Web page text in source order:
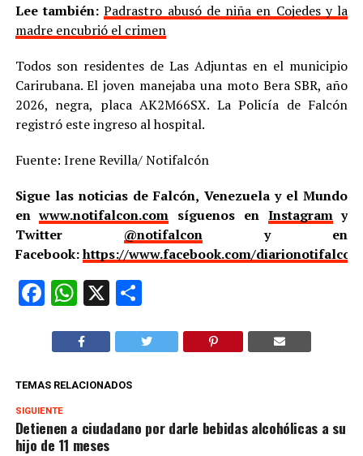
Lee también:Padrastro abusó de niña en Cojedes y la
madre encubrió el crimen
Todos son residentes de Las Adjuntas en el municipio
Carirubana. El joven manejaba una moto Bera SBR, año
2026, negra, placa AK2M66SX. La Policía de Falcón
registró este ingreso al hospital.
Fuente: Irene Revilla/ Notifalcón
Sigue las noticias de Falcón, Venezuela y el Mundo
enwww.notifalcon.com síguenos en Instagramy
Twitter @notifalcony en
Facebook:https://www.facebook.com/
Facebook
WhatsApp
X Compartir
TEMAS RELACIONADOS
SIGUIENTE
Detienen a ciudadano por darle bebidas alcohólicas a su
hijo de 11 meses